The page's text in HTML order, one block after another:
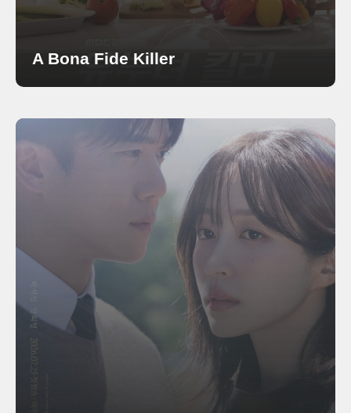
A Bona Fide Killer